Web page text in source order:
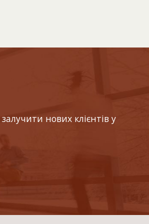
нових клієнтів у